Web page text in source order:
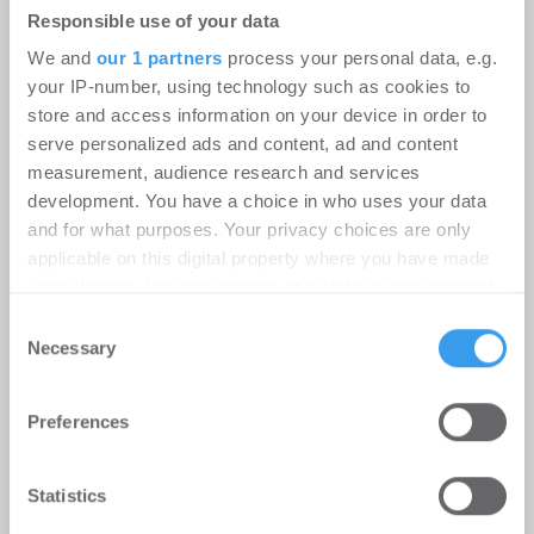
Responsible use of your data
We and our 1 partners process your personal data, e.g.
your IP-number, using technology such as cookies to
store and access information on your device in order to
serve personalized ads and content, ad and content
measurement, audience research and services
development. You have a choice in who uses your data
and for what purposes. Your privacy choices are only
applicable on this digital property where you have made
the Privacy trigger icon.
Find out more about how your personal data is processed
and set your preferences in the
We use cookies to personalise content and ads, to
provide social media features and to analyse our traffic.
Selection
Necessary
Preferences
Statistics
Genehmigt, aber nicht gebaut: Die
Login für den ganzen Artikel Wenn noch nicht
kostenlosen Account, um auf die neusten ...